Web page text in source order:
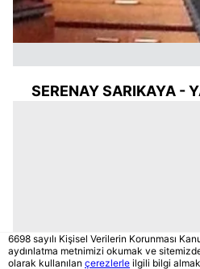
SERENAYSARIKAYA -
6698 sayılı Kişisel Verilerin Korunması
aydınlatma metnimizi okumak ve
olarak kullanılan çerezlerle ilgili bilgi